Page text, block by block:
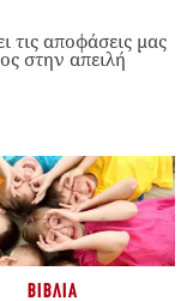
τις αποφάσεις μας
στην απειλή
ΒΙΒΛΊΑ